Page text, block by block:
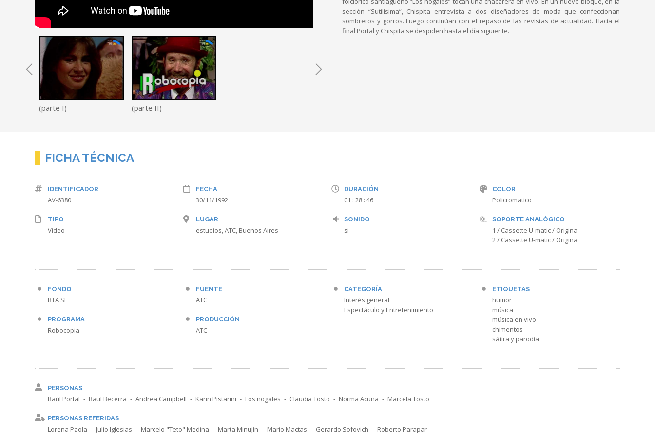
(parte I) (parte II)
sección “Sutilísima”, Chispita entrevista a dos diseñadores de moda que confeccionan
sombreros y gorros. Luego continúan con el repaso de las revistas de actualidad. Hacia el
final Portal y Chispita se despiden hasta el día siguiente.
FICHA TÉCNICA
IDENTIFICADOR
AV-6380
TIPO
Video
FECHA
30/11/1992
LUGAR
estudios, ATC, Buenos Aires
DURACIÓN
01 : 28 : 46
SONIDO
si
COLOR
Policromatico
SOPORTE ANALÓGICO
1 / Cassette U-matic / Original
2 / Cassette U-matic / Original
FONDO
RTA SE
PROGRAMA
Robocopia
FUENTE
ATC
PRODUCCIÓN
ATC
CATEGORÍA
Interés general
Espectáculo y Entretenimiento
ETIQUETAS
humor
música
música en vivo
chimentos
sátira y parodia
PERSONAS
Raúl Portal Raúl Becerra Andrea Campbell Karin Pistarini Los nogales Claudia Tosto Norma Acuña Marcela Tosto
PERSONAS REFERIDAS
Lorena Paola Julio Iglesias Marcelo "Teto" Medina Marta Minujín Mario Mactas Gerardo Sofovich Roberto Parapar